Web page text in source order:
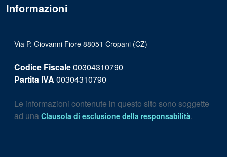
Informazioni
Via P. Giovanni Fiore 88051 Cropani (CZ)
Codice Fiscale00304310790
Partita IVA 00304310790
Le informazioni contenute in questo sito sono soggette
ad una Clausola di esclusione della responsabilità.